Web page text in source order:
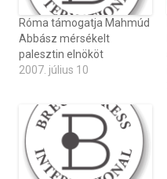
Róma támogatja Mahmúd
Abbász mérsékelt
palesztin elnököt
2007. július 10